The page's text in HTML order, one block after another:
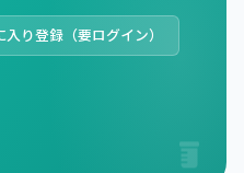
入り登録（要ログイン）